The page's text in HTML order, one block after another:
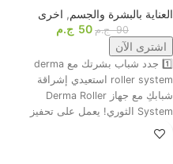
العناية بالبشرة والجسم, اخرى
90 ج.م 50 ج.م
اشترى الآن
1️⃣ جدد شباب بشرتك مع derma
roller system استعيدي إشراقة
شبابكِ مع جهاز Derma Roller
System الثوري! يعمل على تحفيز